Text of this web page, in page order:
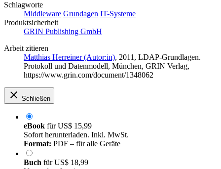
Schlagworte
Middleware Grundagen IT-Systeme
Produktsicherheit
GRIN Publishing GmbH
Arbeit zitieren
Matthias Herreiner (Autor:in), 2011, LDAP-Grundlagen.
Protokoll und Datenmodell, München, GRIN Verlag,
https://www.grin.com/document/1348062
Schließen
eBook fürUS$ 15,99
Sofort herunterladen. Inkl. MwSt.
Format: PDF – für alle Geräte
Buch fürUS$ 18,99